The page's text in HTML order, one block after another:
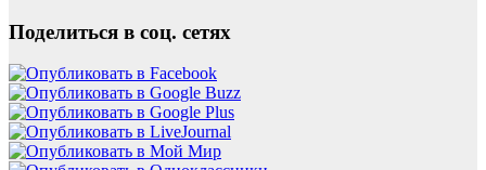
Поделиться в соц. сетях